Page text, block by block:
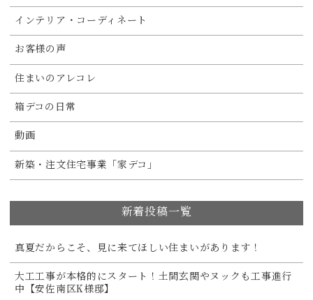
インテリア・コーディネート
お客様の声
住まいのアレコレ
箱デコの日常
動画
新築・注文住宅事業「家デコ」
新着投稿一覧
真夏だからこそ、見に来てほしい住まいがあります！
大工工事が本格的にスタート！土間玄関やヌックも工事進行
中【安佐南区K様邸】